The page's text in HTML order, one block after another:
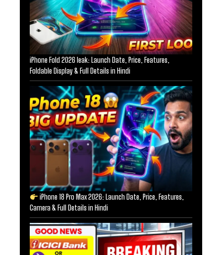
iPhone Fold 2026 leak: Launch Date, Price, Features,
Foldable Display & Full Details in Hindi
iPhone 18 Pro Max 2026: Launch Date, Price, Features,
Camera & Full Details in Hindi